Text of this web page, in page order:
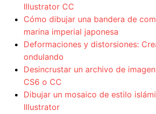
Illustrator CC
Cómo dibujar una bandera de
marina imperial japonesa
Deformaciones y distorsiones:
ondulando
Desincrustar un archivo de
CS6 o CC
Dibujar un mosaico de estilo
Illustrator